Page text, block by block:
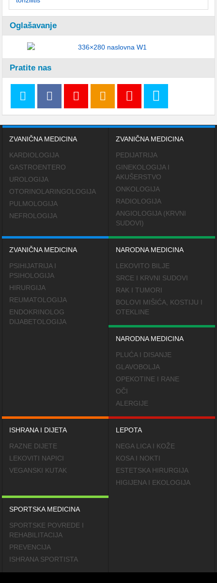
Oglašavanje
Pratite nas
ZVANIČNA MEDICINA
KARDIOLOGIJA
GASTROENTERO
UROLOGIJA
OTORINOLARINGOLOGIJA
PULMOLOGIJA
NEFROLOGIJA
ZVANIČNA MEDICINA
PEDIJATRIJA
GINEKOLOGIJA I
AKUŠERSTVO
ONKOLOGIJA
RADIOLOGIJA
ANGIOLOGIJA (KRVNI
SUDOVI)
ZVANIČNA MEDICINA
PSIHIJATRIJA I
PSIHOLOGIJA
HIRURGIJA
REUMATOLOGIJA
ENDOKRINOLOG
DIJABETOLOGIJA
NARODNA MEDICINA
LEKOVITO BILJE
SRCE I KRVNI SUDOVI
RAK I TUMORI
BOLOVI MIŠIĆA, KOSTIJU I
OTEKLINE
NARODNA MEDICINA
PLUĆA I DISANJE
GLAVOBOLJA
OPEKOTINE I RANE
OČI
ALERGIJE
ISHRANA I DIJETA
RAZNE DIJETE
LEKOVITI NAPICI
VEGANSKI KUTAK
LEPOTA
NEGA LICA I KOŽE
KOSA I NOKTI
ESTETSKA HIRURGIJA
HIGIJENA I EKOLOGIJA
SPORTSKA MEDICINA
SPORTSKE POVREDE I
REHABILITACIJA
PREVENCIJA
ISHRANA SPORTISTA